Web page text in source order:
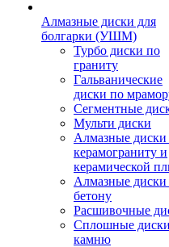
Алмазные диски для
болгарки (УШМ)
Турбо диски по
граниту
Гальванические
диски по
Сегментные
Мульти диски
Алмазные диски
керамограниту и
керамической
Алмазные диски
бетону
Расшивочные
Сплошные
камню